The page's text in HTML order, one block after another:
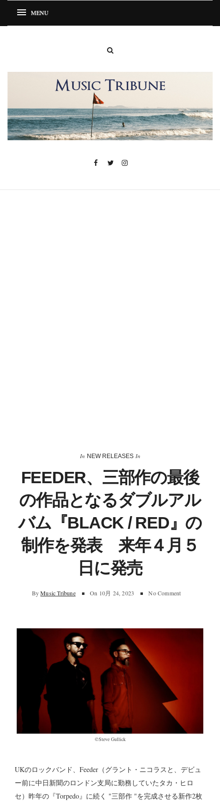
In NEW RELEASES In
FEEDER、三部作の最後
の作品となるダブルアル
バム『BLACK / RED』の
制作を発表 来年４月５
日に発売
By Music Tribune On 10月 24, 2023 No Comment
©︎Steve Gullick
UKのロックバンド、Feeder（グラント・ニコラスと、デビュ
ー前に中日新聞のロンドン支局に勤務していたタカ・ヒロ
セ）昨年の『Torpedo』に続く "三部作 "を完成させる新作2枚